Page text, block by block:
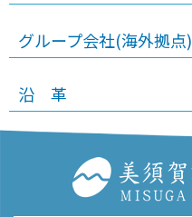
グループ会社(海外拠点)
沿 革